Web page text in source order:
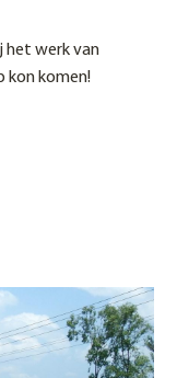
het werk van
kon komen!